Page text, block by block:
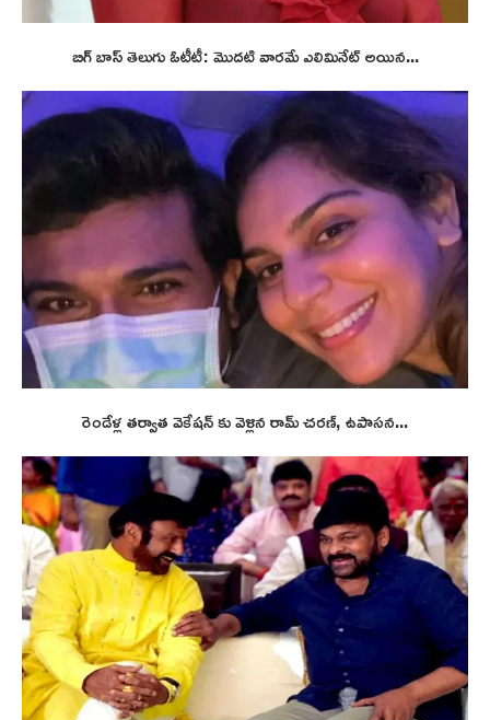
బిగ్ బాస్ తెలుగు ఓటీటీ: మొదటి వారమే ఎలిమినేట్ అయిన...
రెండేళ్ల తర్వాత వెకేషన్ కు వెళ్లిన రామ్ చరణ్, ఉపాసన...